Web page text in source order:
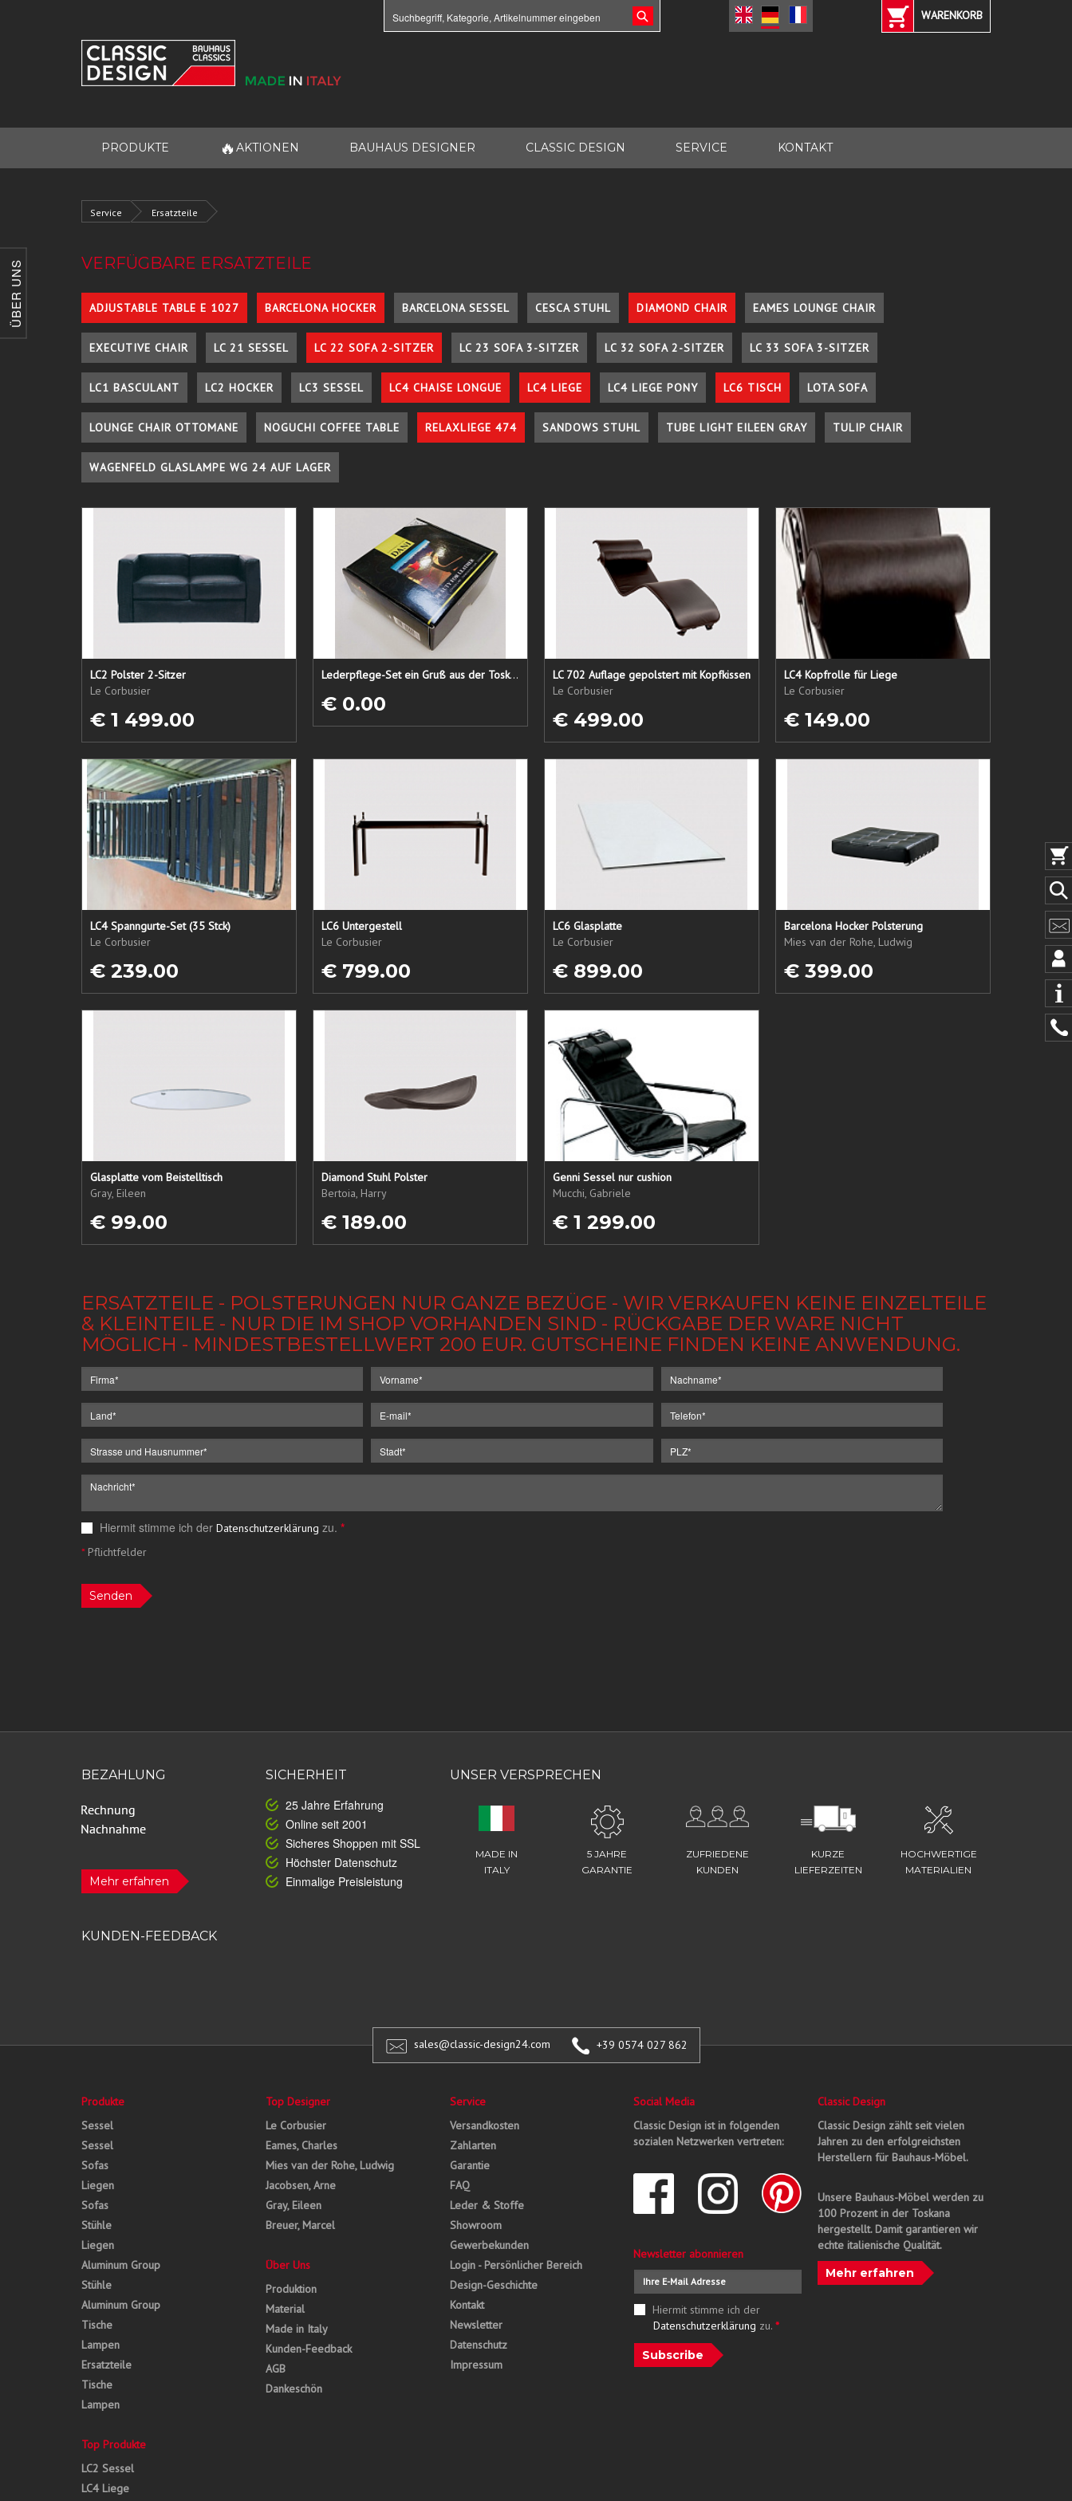
ÜBER UNS
WARENKORB
PRODUKTE 🔥 AKTIONEN BAUHAUS DESIGNER CLASSIC DESIGN SERVICE KONTAKT
Service Ersatzteile
VERFÜGBARE ERSATZTEILE
ADJUSTABLE TABLE E 1027 BARCELONA HOCKER BARCELONA SESSEL CESCA STUHL DIAMOND CHAIR EAMES LOUNGE CHAIR
EXECUTIVE CHAIR LC 21 SESSEL LC 22 SOFA 2-SITZER LC 23 SOFA 3-SITZER LC 32 SOFA 2-SITZER LC 33 SOFA 3-SITZER
LC1 BASCULANT LC2 HOCKER LC3 SESSEL LC4 CHAISE LONGUE LC4 LIEGE LC4 LIEGE PONY LC6 TISCH LOTA SOFA
LOUNGE CHAIR OTTOMANE NOGUCHI COFFEE TABLE RELAXLIEGE 474 SANDOWS STUHL TUBE LIGHT EILEEN GRAY TULIP CHAIR
WAGENFELD GLASLAMPE WG 24 AUF LAGER
LC2 Polster 2-Sitzer
Le Corbusier
€ 1 499.00
Lederpflege-Set ein Gruß aus der Toskana...
€ 0.00
LC 702 Auflage gepolstert mit Kopfkissen
Le Corbusier
€ 499.00
LC4 Kopfrolle für Liege
Le Corbusier
€ 149.00
LC4 Spanngurte-Set (35 Stck)
Le Corbusier
€ 239.00
LC6 Untergestell
Le Corbusier
€ 799.00
LC6 Glasplatte
Le Corbusier
€ 899.00
Barcelona Hocker Polsterung
Mies van der Rohe, Ludwig
€ 399.00
Glasplatte vom Beistelltisch
Gray, Eileen
€ 99.00
Diamond Stuhl Polster
Bertoia, Harry
€ 189.00
Genni Sessel nur cushion
Mucchi, Gabriele
€ 1 299.00
ERSATZTEILE - POLSTERUNGEN NUR GANZE BEZÜGE - WIR VERKAUFEN KEINE EINZELTEILE
& KLEINTEILE - NUR DIE IM SHOP VORHANDEN SIND - RÜCKGABE DER WARE NICHT
MÖGLICH - MINDESTBESTELLWERT 200 EUR. GUTSCHEINE FINDEN KEINE ANWENDUNG.
Hiermit stimme ich der Datenschutzerklärung zu. *
*Pflichtfelder
Senden
BEZAHLUNG
Mehr erfahren
SICHERHEIT
25 Jahre Erfahrung
Online seit 2001
Sicheres Shoppen mit SSL
Höchster Datenschutz
Einmalige Preisleistung
UNSER VERSPRECHEN
MADE IN
ITALY
5 JAHRE
GARANTIE
ZUFRIEDENE
KUNDEN
KURZE
LIEFERZEITEN
HOCHWERTIGE
MATERIALIEN
KUNDEN-FEEDBACK
sales@classic-design24.com +39 0574 027 862
Produkte
Sessel
Sessel
Sofas
Liegen
Sofas
Stühle
Liegen
Aluminum Group
Stühle
Aluminum Group
Tische
Lampen
Ersatzteile
Tische
Lampen
Top Produkte
LC2 Sessel
LC4 Liege
Top Designer
Le Corbusier
Eames, Charles
Mies van der Rohe, Ludwig
Jacobsen, Arne
Gray, Eileen
Breuer, Marcel
Über Uns
Produktion
Material
Made in Italy
Kunden-Feedback
AGB
Dankeschön
Service
Versandkosten
Zahlarten
Garantie
FAQ
Leder & Stoffe
Showroom
Gewerbekunden
Login - Persönlicher Bereich
Design-Geschichte
Kontakt
Newsletter
Datenschutz
Impressum
Social Media
Classic Design ist in folgenden
sozialen Netzwerken vertreten:
Newsletter abonnieren
Hiermit stimme ich der
Datenschutzerklärung zu. *
Subscribe
Classic Design
Classic Design zählt seit vielen
Jahren zu den erfolgreichsten
Herstellern für Bauhaus-Möbel.
Unsere Bauhaus-Möbel werden zu
100 Prozent in der Toskana
hergestellt. Damit garantieren wir
echte italienische Qualität.
Mehr erfahren